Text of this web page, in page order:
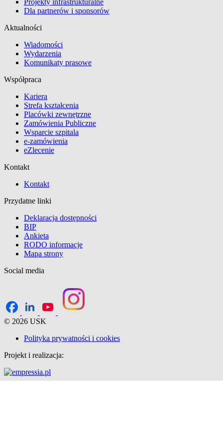
Projekty infrastrukturalne
Dla partnerów i sponsorów
Aktualności
Wiadomości
Wydarzenia
Komunikaty prasowe
Współpraca
Kariera
Strefa kształcenia
Placówki zewnętrzne
Zamówienia Publiczne
Wsparcie szpitala
e-zamówienia
eZlecenie
Kontakt
Kontakt
Przydatne linki
Deklaracja dostępności
BIP
Ankieta
RODO informacje
Mapa strony
Social media
© 2026 USK
Polityka prywatności i cookies
Projekt i realizacja: